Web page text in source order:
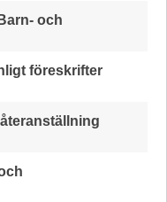
och
föreskrifter